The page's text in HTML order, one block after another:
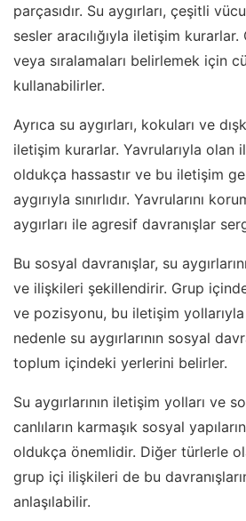
parçasıdır. Su aygırları, çeşitli
sesler aracılığıyla iletişim kurarlar.
veya sıralamaları belirlemek için
kullanabilirler.
Ayrıca su aygırları, kokuları ve
iletişim kurarlar. Yavrularıyla olan
oldukça hassastır ve bu iletişim
aygırıyla sınırlıdır. Yavrularını
aygırları ile agresif davranışlar
Bu sosyal davranışlar, su
ve ilişkileri şekillendirir. Grup
ve pozisyonu, bu iletişim
nedenle su aygırlarının sosyal
toplum içindeki yerlerini belirler.
Su aygırlarının iletişim yolları ve
canlıların karmaşık sosyal
oldukça önemlidir. Diğer türlerle
grup içi ilişkileri de bu
anlaşılabilir.